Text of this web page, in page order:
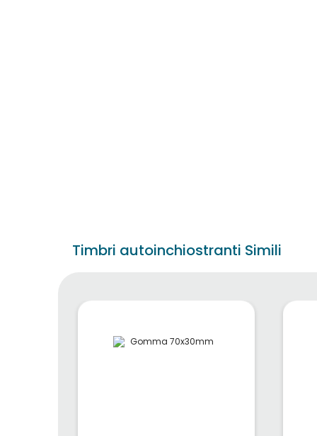
Timbri autoinchiostranti Simili